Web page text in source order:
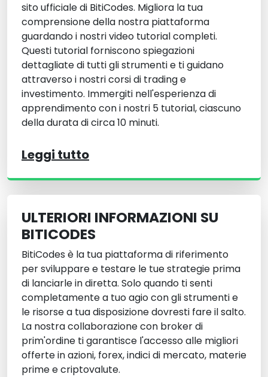
sito ufficiale di BitiCodes. Migliora la tua
comprensione della nostra piattaforma
guardando i nostri video tutorial completi.
Questi tutorial forniscono spiegazioni
dettagliate di tutti gli strumenti e ti guidano
attraverso i nostri corsi di trading e
investimento. Immergiti nell'esperienza di
apprendimento con i nostri 5 tutorial, ciascuno
della durata di circa 10 minuti.
Leggi tutto
ULTERIORI INFORMAZIONI SU
BITICODES
BitiCodes è la tua piattaforma di riferimento
per sviluppare e testare le tue strategie prima
di lanciarle in diretta. Solo quando ti senti
completamente a tuo agio con gli strumenti e
le risorse a tua disposizione dovresti fare il salto.
La nostra collaborazione con broker di
prim'ordine ti garantisce l'accesso alle migliori
offerte in azioni, forex, indici di mercato, materie
prime e criptovalute.